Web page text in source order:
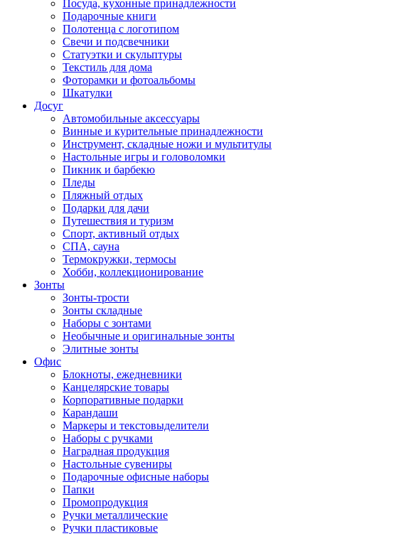
Посуда, кухонные принадлежности
Подарочные книги
Полотенца с логотипом
Свечи и подсвечники
Статуэтки и скульптуры
Текстиль для дома
Фоторамки и фотоальбомы
Шкатулки
Досуг
Автомобильные аксессуары
Винные и курительные принадлежности
Инструмент, складные ножи и мультитулы
Настольные игры и головоломки
Пикник и барбекю
Пледы
Пляжный отдых
Подарки для дачи
Путешествия и туризм
Спорт, активный отдых
СПА, сауна
Термокружки, термосы
Хобби, коллекционирование
Зонты
Зонты-трости
Зонты складные
Наборы с зонтами
Необычные и оригинальные зонты
Элитные зонты
Офис
Блокноты, ежедневники
Канцелярские товары
Корпоративные подарки
Карандаши
Маркеры и текстовыделители
Наборы с ручками
Наградная продукция
Настольные сувениры
Подарочные офисные наборы
Папки
Промопродукция
Ручки металлические
Ручки пластиковые